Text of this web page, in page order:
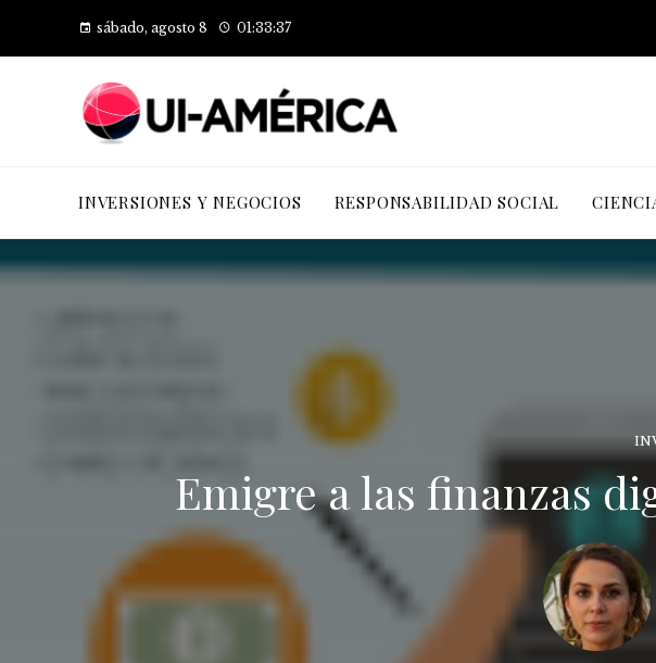
sábado, agosto 8 01:33:38
INVERSIONES Y NEGOCIOS RESPONSABILIDAD SOCIAL
Emigre a las finanzas